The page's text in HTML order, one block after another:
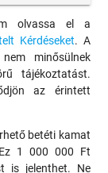
olvassa el a
Kérdéseket. A
minősülnek
tájékoztatást.
az érintett
betéti kamat
1 000 000 Ft
is jelenthet. Ne